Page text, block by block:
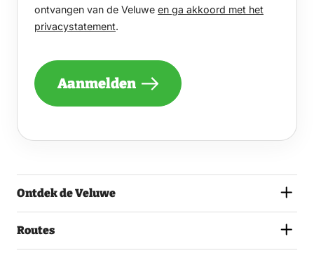
GRAAG
PER
EEN
ONTVANGEN
EN
HET
ontvangen van de Veluwe en ga akkoord met het
privacystatement.
Aanmelden
Ontdek de Veluwe
Routes